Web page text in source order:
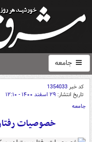
جامعه
کد خبر1354033
تاریخ انتشار: ۲۹ اسفند ۱۴۰۰ - ۱۲:۱۰
جامعه
خصوصیات